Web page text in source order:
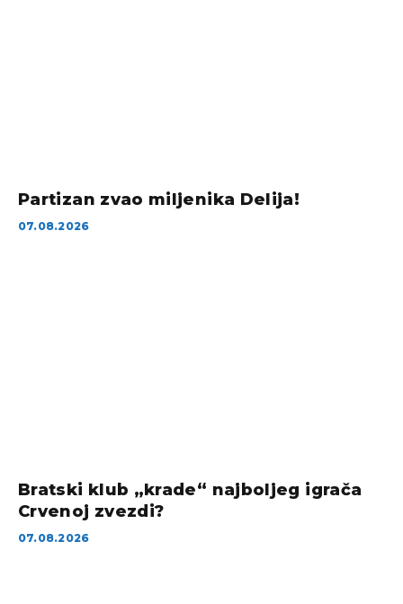
Partizan zvao miljenika Delija!
07.08.2026
Bratski klub „krade“ najboljeg igrača
Crvenoj zvezdi?
07.08.2026